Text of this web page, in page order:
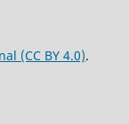
(CC BY 4.0).